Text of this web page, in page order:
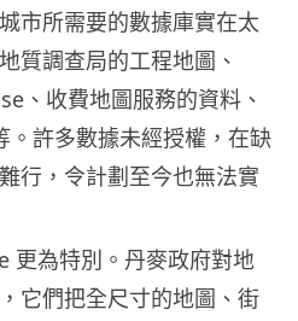
市所需要的數據庫實在太
質調查局的工程地圖、
、收費地圖服務的資料、
許多數據未經授權，在缺
行，令計劃至今也無法實
更為特別。丹麥政府對地
它們把全尺寸的地圖、街